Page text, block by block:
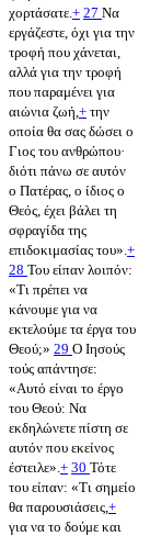
χορτάσατε. + 27 Να
εργάζεστε, όχι για την
τροφή που χάνεται,
αλλά για την τροφή
που παραμένει για
αιώνια ζωή, + την
οποία θα σας δώσει ο
Γιος του ανθρώπου·
διότι πάνω σε αυτόν
ο Πατέρας, ο ίδιος ο
Θεός, έχει βάλει τη
σφραγίδα της
επιδοκιμασίας του». +
28 Του είπαν λοιπόν:
«Τι πρέπει να
κάνουμε για να
εκτελούμε τα έργα του
Θεού;» 29 Ο Ιησούς
τούς απάντησε:
«Αυτό είναι το έργο
του Θεού: Να
εκδηλώνετε πίστη σε
αυτόν που εκείνος
έστειλε». + 30 Τότε
του είπαν: «Τι σημείο
θα παρουσιάσεις, +
για να το δούμε και